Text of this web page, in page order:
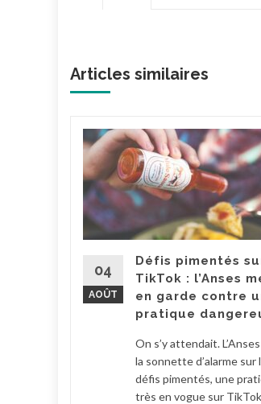
Articles similaires
04
AOÛT
Défis pimentés
TikTok : l’Anses
en garde contre
pratique
On s’y attendait.
la sonnette d’alarme sur
défis pimentés, une
très en vogue sur